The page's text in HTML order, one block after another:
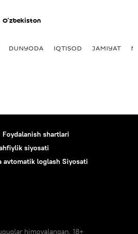
O‘zbekiston
DUNYODA IQTISOD JAMIYAT
Foydalanish shartlari
siyosati
avtomatik loglash Siyosati
himoyalangan. 18+